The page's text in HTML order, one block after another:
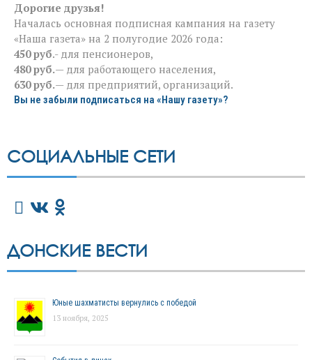
Дорогие друзья!
Началась основная подписная кампания на газету
«Наша газета» на 2 полугодие 2026 года:
450 руб.- для пенсионеров,
480 руб.— для работающего населения,
630 руб.— для предприятий, организаций.
Вы не забыли подписаться на «Нашу газету»?
СОЦИАЛЬНЫЕ СЕТИ
ДОНСКИЕ ВЕСТИ
Юные шахматисты вернулись с победой
13 ноября, 2025